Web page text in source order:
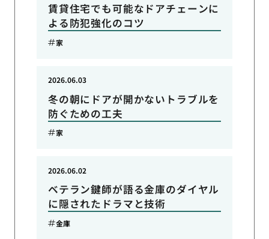
賃貸住宅でも可能なドアチェーンに
よる防犯強化のコツ
家
冬の朝にドアが開かないトラブルを
防ぐための工夫
2026.06.03
家
ベテラン鍵師が語る金庫のダイヤル
に隠されたドラマと技術
2026.06.02
金庫